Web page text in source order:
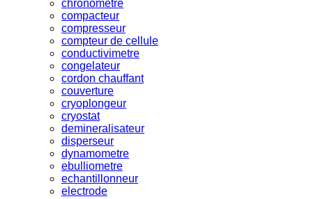
chronometre
compacteur
compresseur
compteur de cellule
conductivimetre
congelateur
cordon chauffant
couverture
cryoplongeur
cryostat
demineralisateur
disperseur
dynamometre
ebulliometre
echantillonneur
electrode